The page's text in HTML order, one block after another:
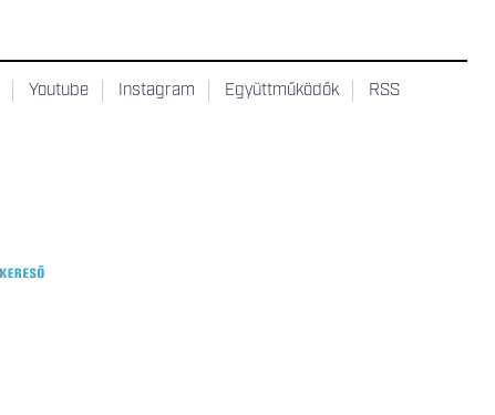
Youtube Instagram Együttműködők RSS